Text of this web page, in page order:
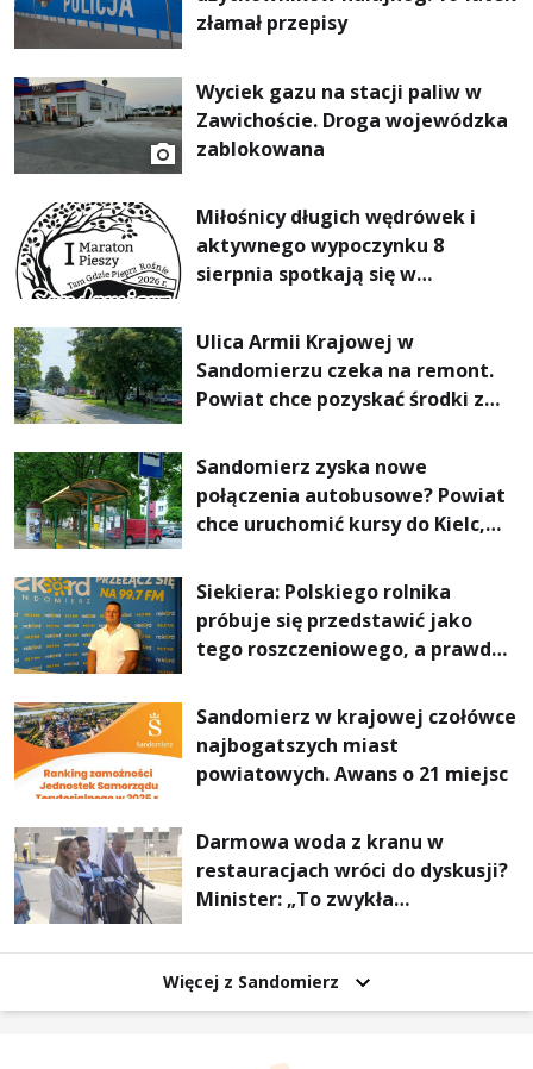
złamał przepisy
Wyciek gazu na stacji paliw w
Zawichoście. Droga wojewódzka
zablokowana
Miłośnicy długich wędrówek i
aktywnego wypoczynku 8
sierpnia spotkają się w
Pieszym „Tam Gdzie Pieprz
Rośnie”
Ulica Armii Krajowej w
Sandomierzu czeka na remont.
Powiat chce pozyskać środki z
Dróg
Sandomierz zyska nowe
połączenia autobusowe? Powiat
chce uruchomić kursy do Kielc,
Siekiera: Polskiego rolnika
próbuje się przedstawić jako
tego roszczeniowego, a prawda
Sandomierz w krajowej czołówce
najbogatszych miast
powiatowych. Awans o 21 miejsc
Darmowa woda z kranu w
restauracjach wróci do dyskusji?
Minister: „To zwykła
Więcej z Sandomierz